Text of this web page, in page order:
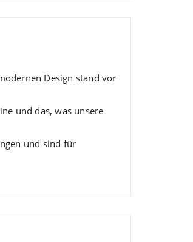
Design stand vor
und das, was unsere
und sind für